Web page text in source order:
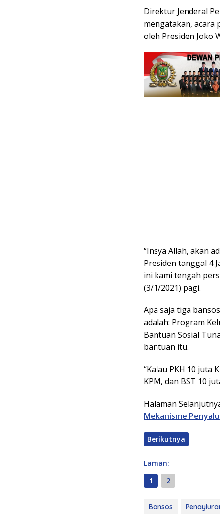
Direktur Jenderal
mengatakan, acara
oleh Presiden Joko
“Insya Allah, akan
Presiden tanggal 4
ini kami tengah
(3/1/2021) pagi.
Apa saja tiga
adalah: Program
Bantuan Sosial
bantuan itu.
“Kalau PKH 10 juta
KPM, dan BST 10
Halaman
Mekanisme
Berikutnya
Laman:
1
2
Bansos